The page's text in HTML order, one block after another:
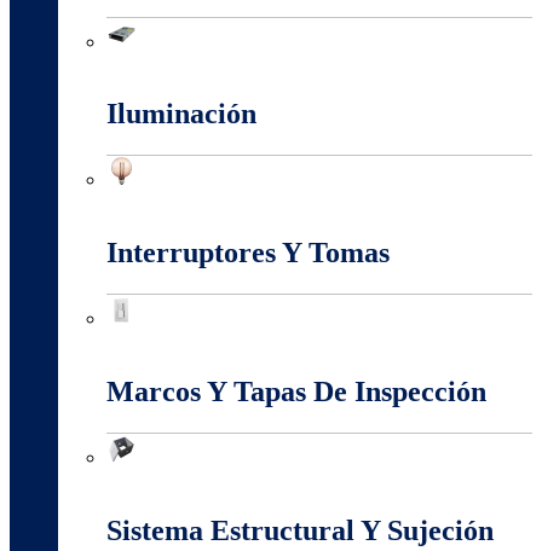
Iluminación
Interruptores Y Tomas
Marcos Y Tapas De Inspección
Sistema Estructural Y Sujeción